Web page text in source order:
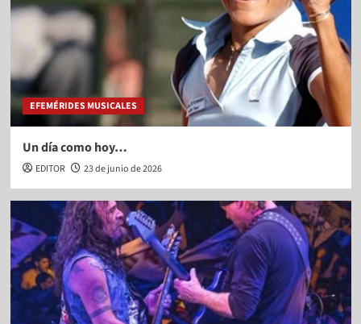
EFEMÉRIDES MUSICALES
Un día como hoy…
EDITOR 23 de junio de 2026